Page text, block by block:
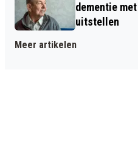
dementie
uitstellen
Meer artikelen